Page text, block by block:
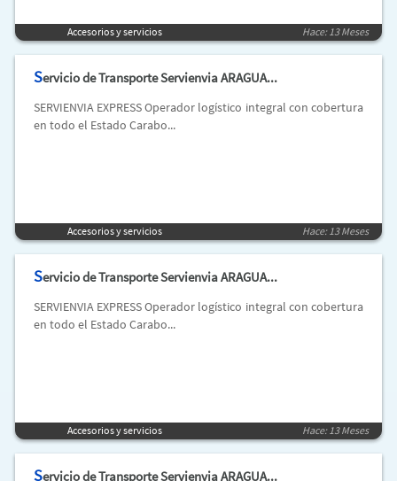
Accesorios y servicios Hace: 13 Meses
Servicio de Transporte Servienvia ARAGUA...
SERVIENVIA EXPRESS Operador logístico integral con cobertura
en todo el Estado Carabo...
Accesorios y servicios Hace: 13 Meses
Servicio de Transporte Servienvia ARAGUA...
SERVIENVIA EXPRESS Operador logístico integral con cobertura
en todo el Estado Carabo...
Accesorios y servicios Hace: 13 Meses
Servicio de Transporte Servienvia ARAGUA...